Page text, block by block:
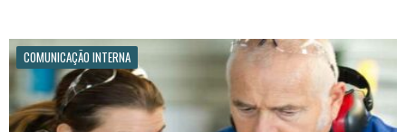
COMUNICAÇÃO INTERNA